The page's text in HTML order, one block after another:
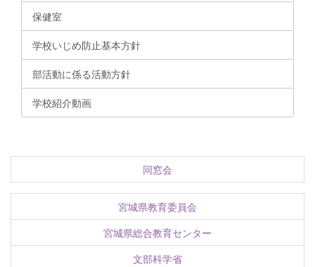
保健室
学校いじめ防止基本方針
部活動に係る活動方針
学校紹介動画
同窓会
宮城県教育委員会
宮城県総合教育センター
文部科学省